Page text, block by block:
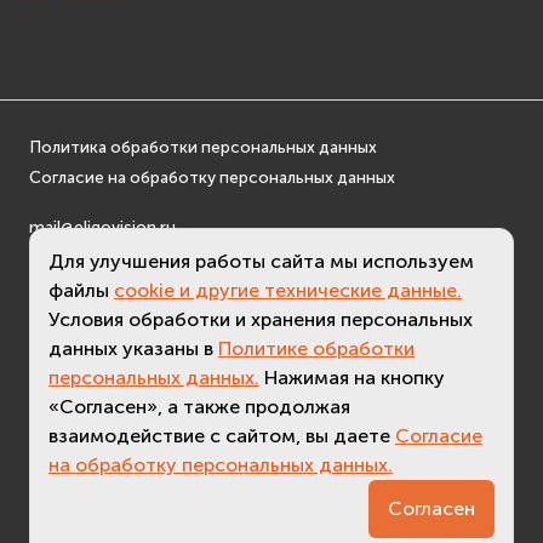
актуальная версия - 3.7)
Политика обработки персональных данных
Согласие на обработку персональных данных
mail@eligovision.ru
+7 (495) 740 08 16
© ООО "ЭлигоВижн", 2005-2026
Для улучшения работы сайта мы используем
файлы cookie и другие технические данные.
Условия обработки и хранения персональных
данных указаны в Политике обработки
персональных данных. Нажимая на кнопку
«Согласен», а также продолжая
взаимодействие с сайтом, вы даете Согласие
на обработку персональных данных.
Согласен